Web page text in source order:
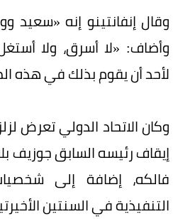
وقال إنفانتينو إنه «سعيد
وأضاف: «لا أسرق، ولا
لأحد أن يقوم بذلك في هذه
وكان الاتحاد الدولي تعرض
إيقاف رئيسه السابق جوزيف
فالكه، إضافة إلى
التنفيذية في السنتين